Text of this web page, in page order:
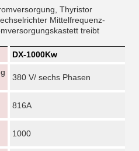
Thyristor
Mittelfrequenz-
treibt
DX-1000Kw
380 V/ sechs Phasen
816A
1000